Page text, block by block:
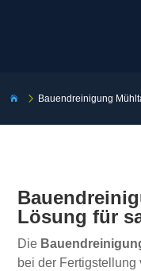
 5 Bauendreinigung
Lösung für
Die
bei der